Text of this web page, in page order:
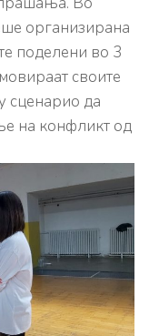
организирана
поделени во 3
своите
сценарио да
на конфликт од